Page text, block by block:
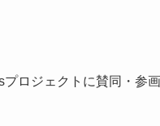
ロジェクトに賛同・参画